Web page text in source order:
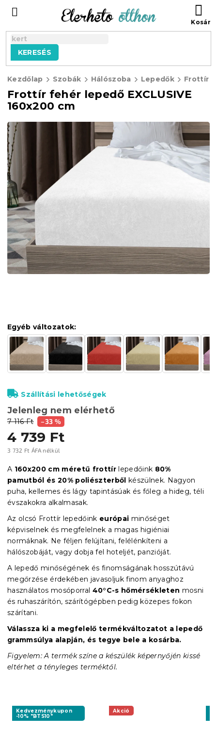
tartalomhoz
KERESÉS
Kezdőlap Szobák Hálószoba Lepedők Frottír
Frottír fehér lepedő EXCLUSIVE
160x200 cm
7 116 Ft –33 %
4 739 Ft
3 732 Ft ÁFA nélkül
Jelenleg nem elérhető
Egyéb változatok:
Szállítási lehetőségek
A 160x200 cm méretű frottírlepedőink 80%
pamutból és 20% poliészterből készülnek. Nagyon
puha, kellemes és lágy tapintásúak és főleg a hideg, téli
évszakokra alkalmasak.
Az olcsó Frottír lepedőink európai minőséget
képviselnek és megfelelnek a magas higiéniai
normáknak. Ne féljen felújítani, felélénkíteni a
hálószobáját, vagy dobja fel hoteljét, panzióját.
A lepedő minőségének és finomságának hosszútávú
megőrzése érdekében javasoljuk finom anyaghoz
használatos mosóporral 40°C-s hőmérsékleten mosni
és ruhaszárítón, szárítógépben pedig közepes fokon
szárítani.
Válassza ki a megfelelő termékváltozatot a lepedő
grammsúlya alapján, és tegye bele a kosárba.
Figyelem: A termék színe a készülék képernyőjén kissé
eltérhet a tényleges terméktől.
Kedvezménykupon
-10% "BTS10"
Akció